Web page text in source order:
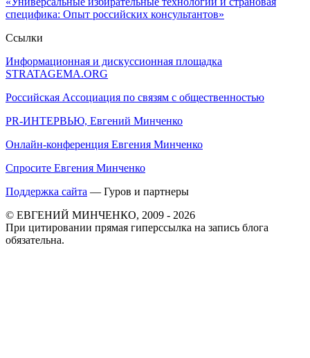
специфика: Опыт российских консультантов»
Ссылки
Информационная и дискуссионная площадка
STRATAGEMA.ORG
Российская Ассоциация по связям с общественностью
PR-ИНТЕРВЬЮ, Евгений Минченко
Онлайн-конференция Евгения Минченко
Спросите Евгения Минченко
Поддержка сайта — Гуров и партнеры
© ЕВГЕНИЙ МИНЧЕНКО, 2009 - 2026
При цитировании прямая гиперссылка на запись блога
обязательна.